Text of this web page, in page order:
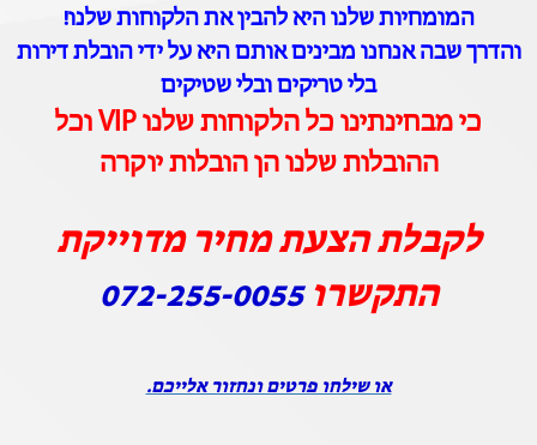
המומחיות שלנו היא להבין את הלקוחות שלנו!
והדרך שבה אנחנו מבינים אותם היא על ידי הובלת דירות
בלי טריקים ובלי שטיקים
כי מבחינתינו כל הלקוחות שלנו VIP וכל
ההובלות שלנו הן הובלות יוקרה
לקבלת הצעת מחיר מדוייקת
התקשרו072-255-0055
או שילחו פרטים ונחזור אלייכם.